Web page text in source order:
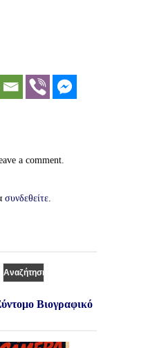
a comment.
συνδεθείτε
Βιογραφικό